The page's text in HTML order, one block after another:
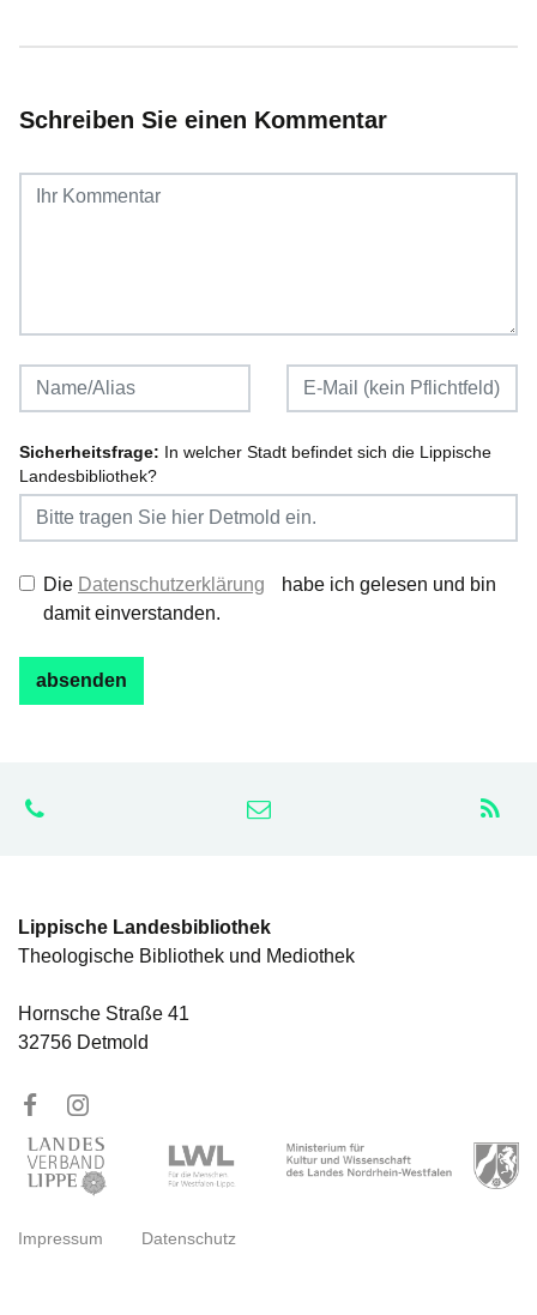
Schreiben Sie einen Kommentar
Sicherheitsfrage: In welcher Stadt befindet sich die Lippische
Landesbibliothek?
Die Datenschutzerklärung
habe ich gelesen und bin
damit einverstanden.
Lippische Landesbibliothek
Theologische Bibliothek und Mediothek
Hornsche Straße 41
32756 Detmold
Impressum Datenschutz